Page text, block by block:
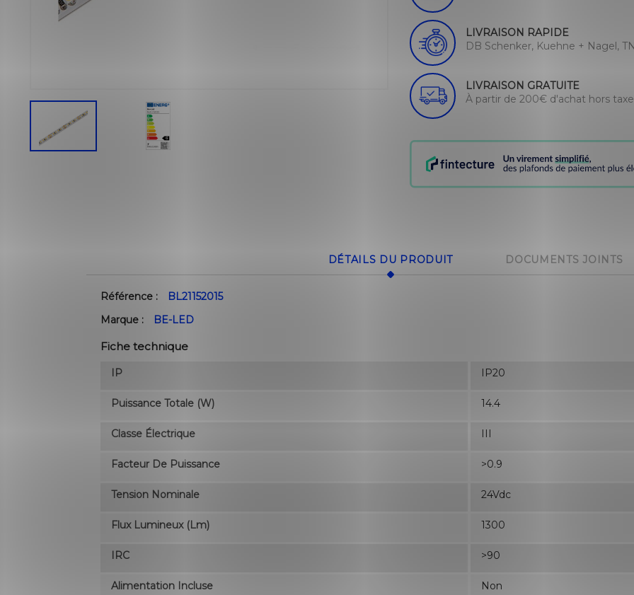
LIVRAISON RAPIDE
DB Schenker, Kuehne + Nagel,
LIVRAISON GRATUITE
À partir de 200€ d'achat hors
DÉTAILS DU PRODUIT DOCUMENTS JOINTS
Référence :
BL21152015
Marque :
BE-LED
Fiche technique
IP IP20
Puissance Totale (W) 14.4
Classe Électrique III
Facteur De Puissance >0.9
Tension Nominale 24Vdc
Flux Lumineux (lm) 1300
IRC >90
Alimentation Incluse Non